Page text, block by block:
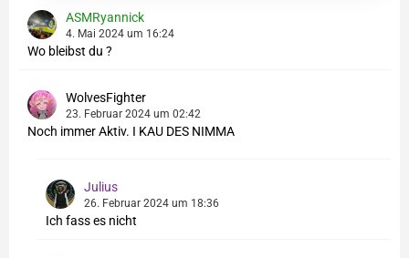
ASMRyannick
4. Mai 2024 um 16:24
Wo bleibst du ?
WolvesFighter
23. Februar 2024 um 02:42
Noch immer Aktiv. I KAU DES NIMMA
Julius
26. Februar 2024 um 18:36
Ich fass es nicht